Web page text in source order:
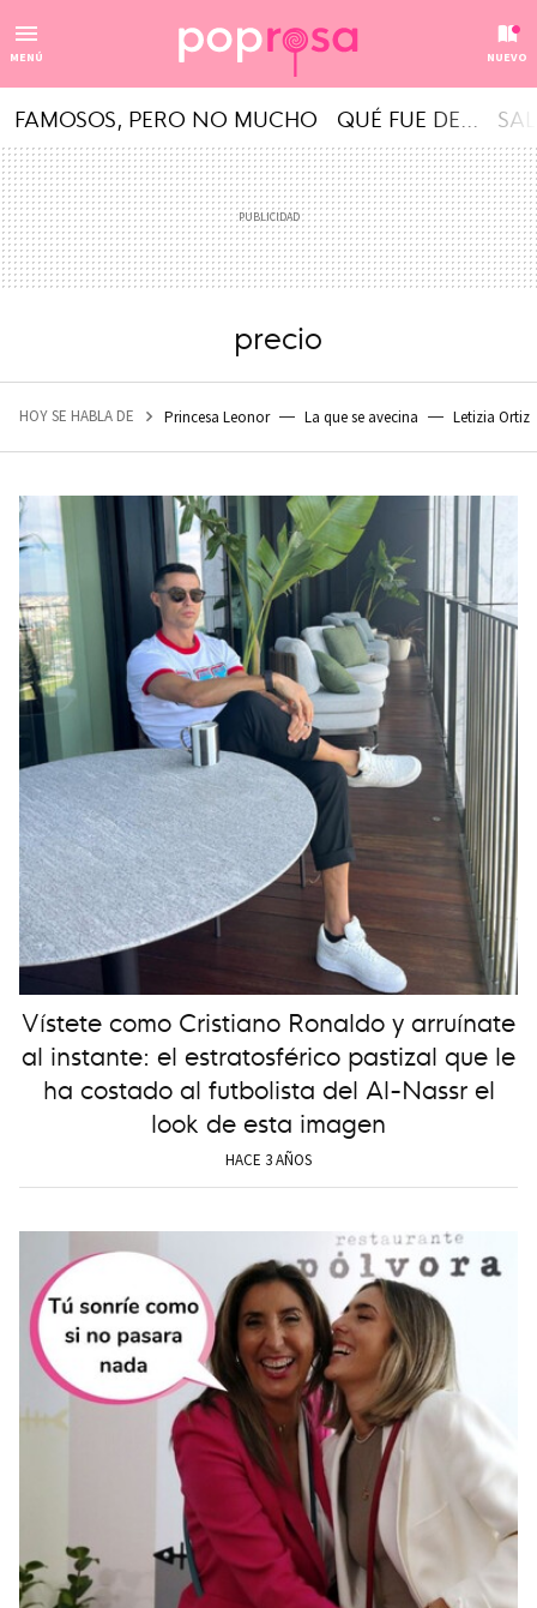
MENÚ NUEVO
FAMOSOS, PERO NO MUCHO QUÉ FUE DE...
precio
HOY SE HABLA DE Princesa Leonor La que se avecina Letizia Ortiz
Vístete como Cristiano Ronaldo y arruínate
al instante: el estratosférico pastizal que le
ha costado al futbolista del Al-Nassr el
look de esta imagen
HACE 3 AÑOS